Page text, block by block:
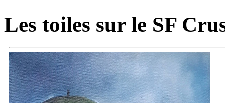
Les toiles sur le SF